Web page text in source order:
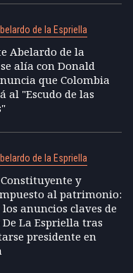
de la Espriella
Abelardo de la
alía con Donald
que Colombia
al "Escudo de las
de la Espriella
y
al patrimonio:
los anuncios claves de
La Espriella tras
presidente en